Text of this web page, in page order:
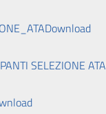
Download
SELEZIONE ATA